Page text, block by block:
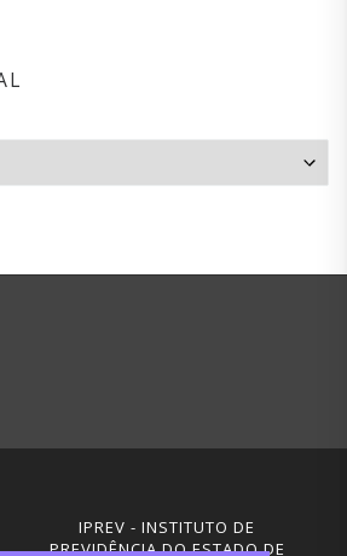
IPREV - INSTITUTO DE
PREVIDÊNCIA DO ESTADO DE